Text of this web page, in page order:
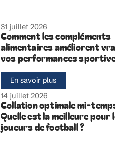
31 juillet 2026
Comment les compléments
alimentaires améliorent
vos performances
En savoir plus
14 juillet 2026
Collation optimale mi-
Quelle est la meilleure pour
joueurs de football ?